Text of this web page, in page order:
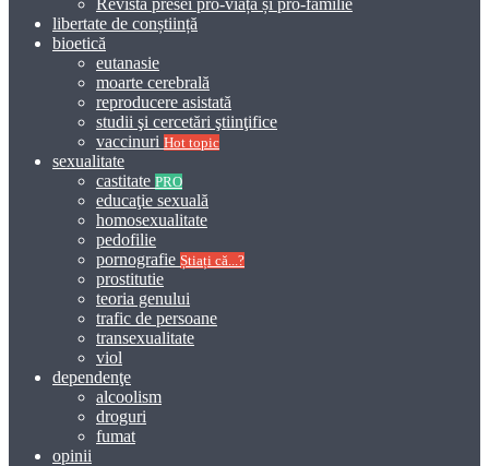
Revista presei pro-viață și pro-familie
libertate de conștiință
bioetică
eutanasie
moarte cerebrală
reproducere asistată
studii şi cercetări ştiinţifice
vaccinuri Hot topic
sexualitate
castitate PRO
educaţie sexuală
homosexualitate
pedofilie
pornografie Știați că...?
prostitutie
teoria genului
trafic de persoane
transexualitate
viol
dependenţe
alcoolism
droguri
fumat
opinii